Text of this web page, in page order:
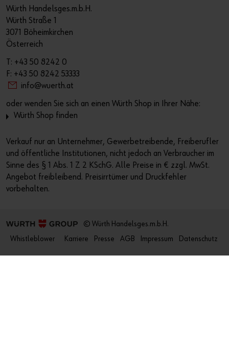
Würth Handelsges.m.b.H.
Würth Straße 1
3071 Böheimkirchen
Österreich
T: +43 50 8242 0
F: +43 50 8242 53333
info@wuerth.at
oder wenden Sie sich an einen Würth Shop in Ihrer Nähe:
Würth Shop finden
Verkauf nur an Unternehmer, Gewerbetreibende, Freiberufler
und öffentliche Institutionen, nicht jedoch an Verbraucher im
Sinne des § 1 Abs. 1 Z 2 KSchG. Alle Preise in € zzgl. MwSt.
Angebot freibleibend. Preisirrtümer und Druckfehler
vorbehalten.
© Würth Handelsges.m.b.H.
Whistleblower
Karriere Presse AGB Impressum Datenschutz